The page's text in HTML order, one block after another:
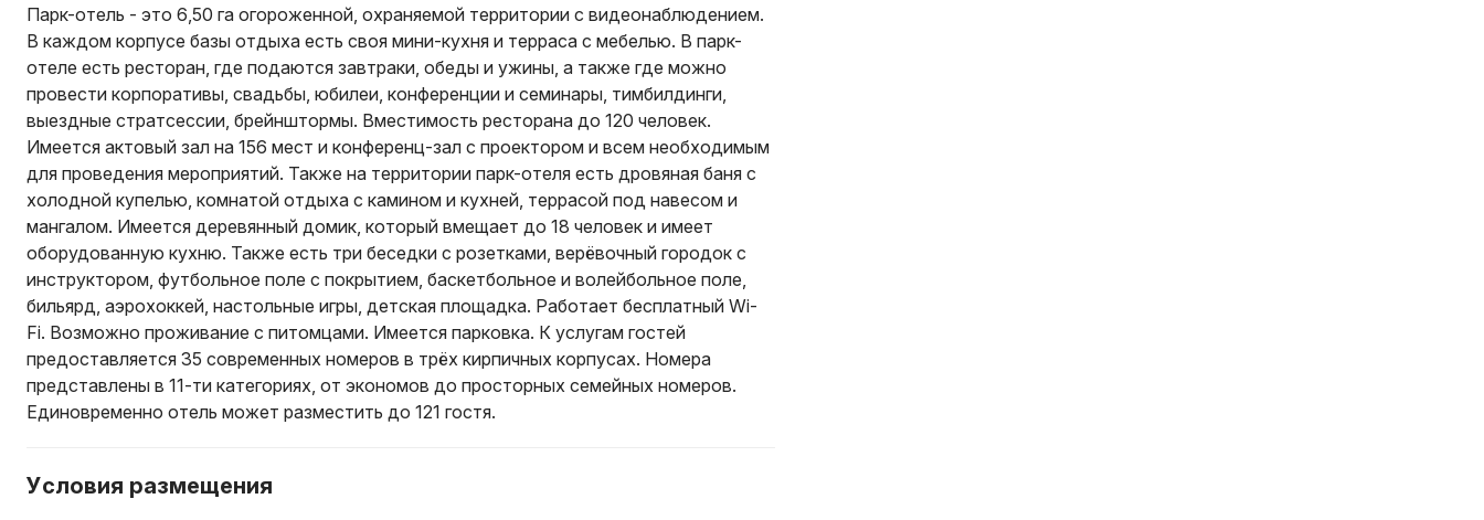
Парк-отель - это 6,50 га огороженной, охраняемой территории с видеонаблюдением.
В каждом корпусе базы отдыха есть своя мини-кухня и терраса с мебелью. В парк-
отеле есть ресторан, где подаются завтраки, обеды и ужины, а также где можно
провести корпоративы, свадьбы, юбилеи, конференции и семинары, тимбилдинги,
выездные стратсессии, брейнштормы. Вместимость ресторана до 120 человек.
Имеется актовый зал на 156 мест и конференц-зал с проектором и всем необходимым
для проведения мероприятий. Также на территории парк-отеля есть дровяная баня с
холодной купелью, комнатой отдыха с камином и кухней, террасой под навесом и
мангалом. Имеется деревянный домик, который вмещает до 18 человек и имеет
оборудованную кухню. Также есть три беседки с розетками, верёвочный городок с
инструктором, футбольное поле с покрытием, баскетбольное и волейбольное поле,
бильярд, аэрохоккей, настольные игры, детская площадка. Работает бесплатный Wi-
Fi. Возможно проживание с питомцами. Имеется парковка. К услугам гостей
предоставляется 35 современных номеров в трёх кирпичных корпусах. Номера
представлены в 11-ти категориях, от экономов до просторных семейных номеров.
Единовременно отель может разместить до 121 гостя.
Условия размещения